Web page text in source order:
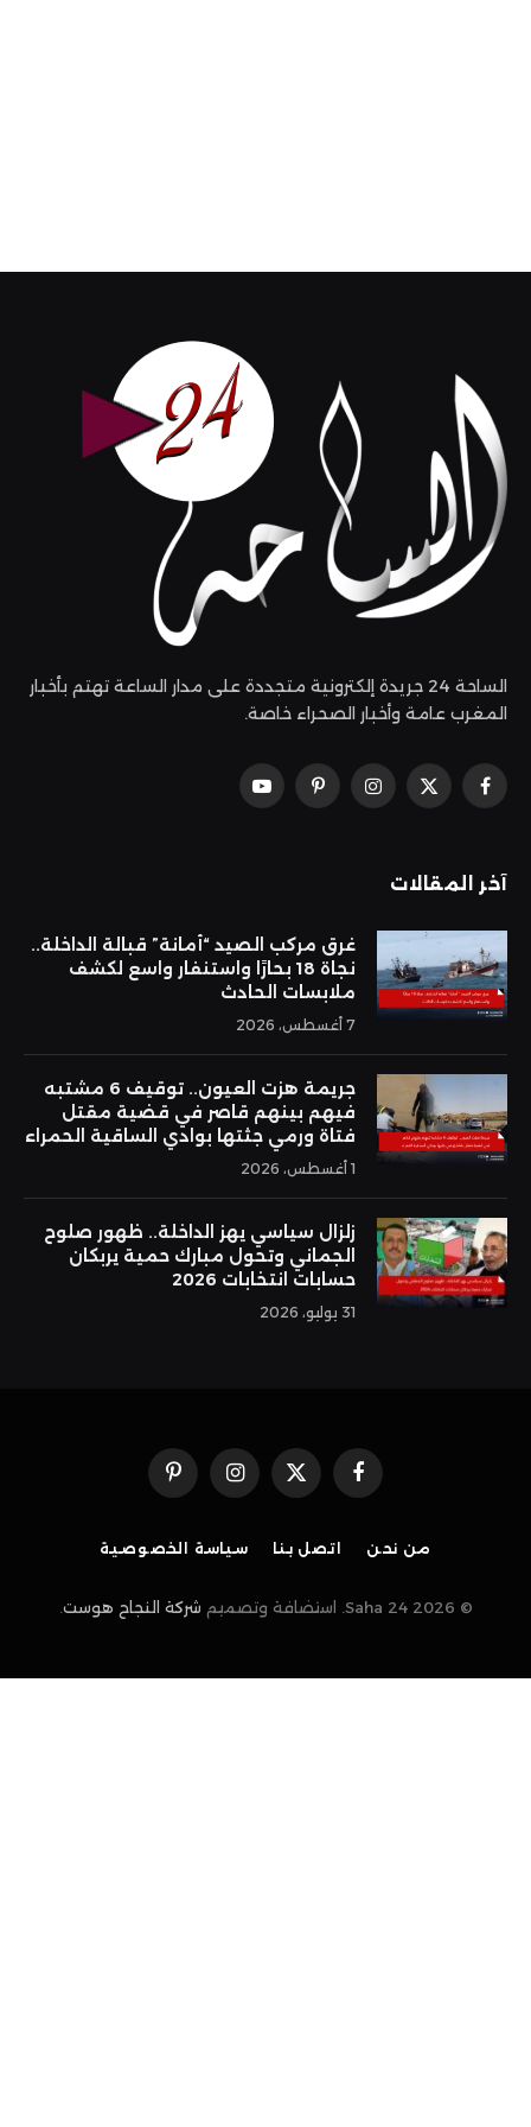
الساحة 24 جريدة إلكترونية متجددة على مدار الساعة تهتم بأخبار
المغرب عامة وأخبار الصحراء خاصة.
فيسبوك
X
الانستغرامبينتيريستيوتيوب
آخر المقالات
غرق مركب الصيد “أمانة” قبالة الداخلة..
نجاة 18 بحارًا واستنفار واسع لكشف
ملابسات الحادث
7 أغسطس، 2026
جريمة هزت العيون.. توقيف 6 مشتبه
فيهم بينهم قاصر في قضية مقتل
فتاة ورمي جثتها بوادي الساقية الحمراء
1 أغسطس، 2026
زلزال سياسي يهز الداخلة.. ظهور صلوح
الجماني وتحول مبارك حمية يربكان
حسابات انتخابات 2026
31 يوليو، 2026
فيسبوكX
(Twitter)
الانستغرامبينتيريست
من نحن اتصل بنا سياسة الخصوصية
© 2026 Saha 24. استضافة وتصميم شركة النجاح هوست